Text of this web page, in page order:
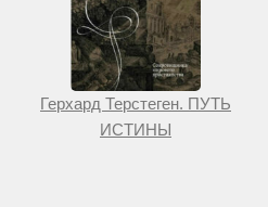
Герхард Терстеген. ПУТЬ
ИСТИНЫ